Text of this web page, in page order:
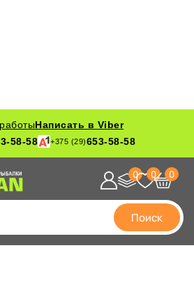
Написать в Viber
58-58 +375 (29)653-58-58
Поиск
0 0 0